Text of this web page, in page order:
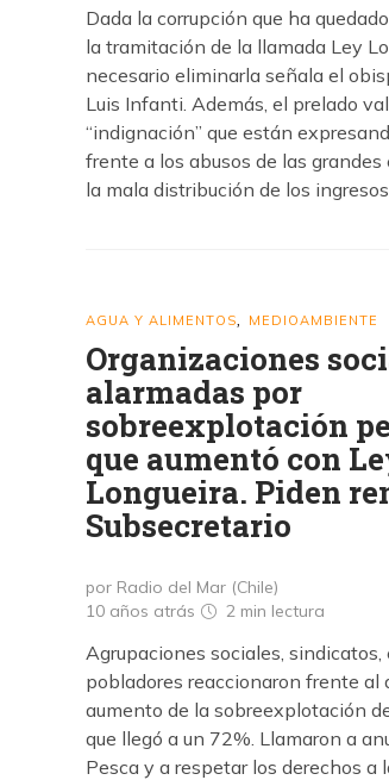
Dada la corrupción que ha
la tramitación de la llamada Ley
necesario eliminarla señala el
Luis Infanti. Además, el prelado
“indignación” que están
frente a los abusos de las
la mala distribución de los ingresos
AGUA Y ALIMENTOS MEDIOAMBIENTE
Organizaciones
alarmadas por
sobreexplotación
que aumentó con
Longueira. Piden
Subsecretario
por Radio del Mar (Chile)
10 años atrás
2 min lectura
Agrupaciones sociales,
pobladores reaccionaron frente al
aumento de la sobreexplotación
que llegó a un 72%. Llamaron a
Pesca y a respetar los derechos a